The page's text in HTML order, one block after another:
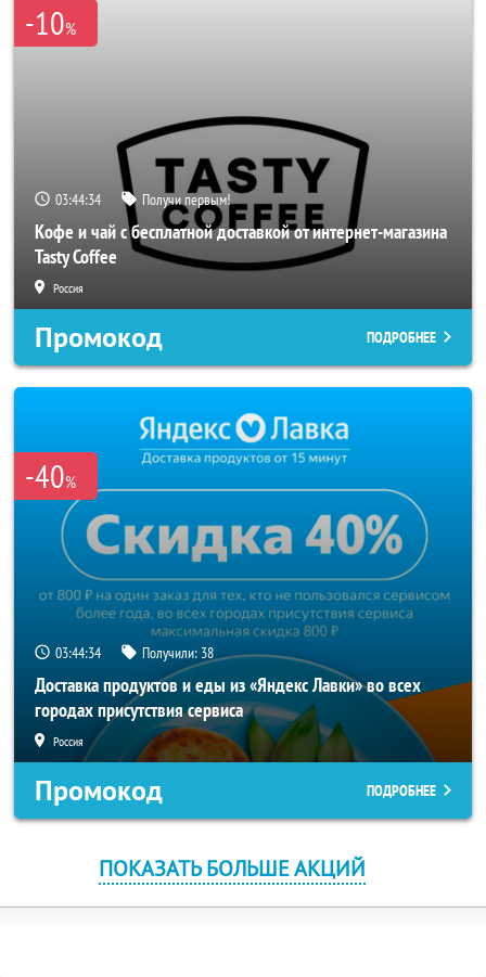
-10%
03:44:34 Получи первым!
Кофе и чай с бесплатной доставкой от интернет-магазина
Tasty Coffee
Россия
Промокод ПОДРОБНЕЕ
-40%
03:44:34 Получили: 38
Доставка продуктов и еды из «Яндекс Лавки» во всех
городах присутствия сервиса
Россия
Промокод ПОДРОБНЕЕ
ПОКАЗАТЬ БОЛЬШЕ АКЦИЙ